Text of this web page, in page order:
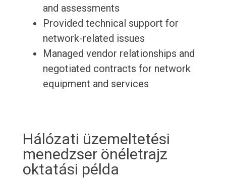
and assessments
Provided technical support for
network-related issues
Managed vendor relationships and
negotiated contracts for network
equipment and services
Hálózati üzemeltetési
menedzser önéletrajz
oktatási példa